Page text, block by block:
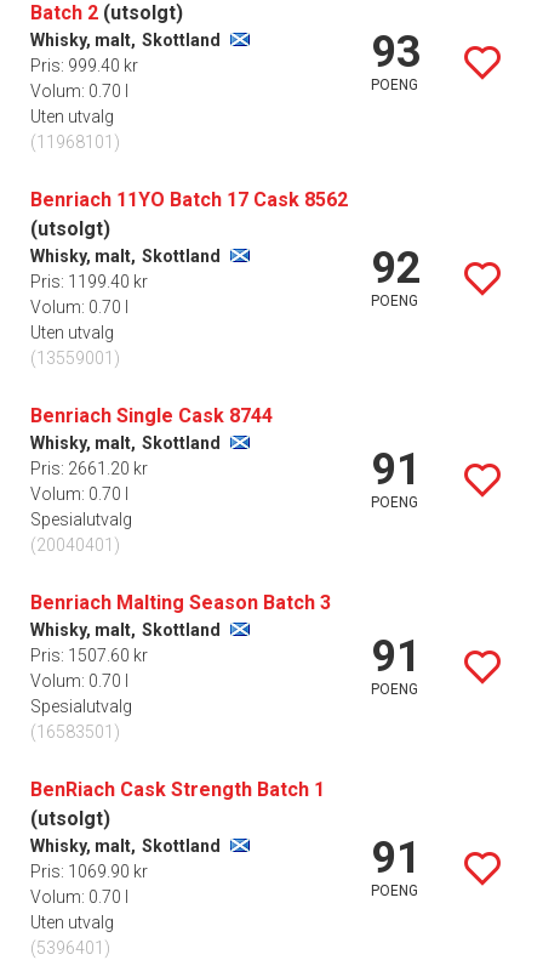
Batch 2 (utsolgt)
Whisky, malt, Skottland
Pris: 999.40 kr
Volum: 0.70 l
Uten utvalg
(11968101)
93
POENG
Benriach 11YO Batch 17 Cask 8562
(utsolgt)
Whisky, malt, Skottland
Pris: 1199.40 kr
Volum: 0.70 l
Uten utvalg
(13559001)
92
POENG
Benriach Single Cask 8744
Whisky, malt, Skottland
Pris: 2661.20 kr
Volum: 0.70 l
Spesialutvalg
(20040401)
91
POENG
Benriach Malting Season Batch 3
Whisky, malt, Skottland
Pris: 1507.60 kr
Volum: 0.70 l
Spesialutvalg
(16583501)
91
POENG
BenRiach Cask Strength Batch 1
(utsolgt)
Whisky, malt, Skottland
Pris: 1069.90 kr
Volum: 0.70 l
Uten utvalg
(5396401)
91
POENG